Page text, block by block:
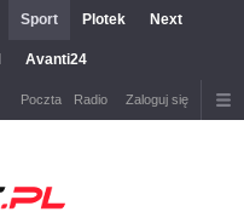
Sport Plotek Next
Avanti24
Poczta Radio Zaloguj się